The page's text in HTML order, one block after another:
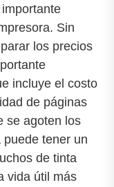
Sin
los precios
incluye el costo
de páginas
se agoten los
tener un
de tinta
vida útil más